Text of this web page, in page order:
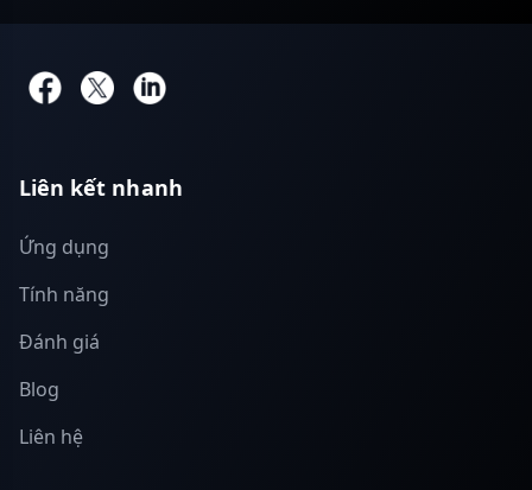
Liên kết nhanh
Ứng dụng
Tính năng
Đánh giá
Blog
Liên hệ